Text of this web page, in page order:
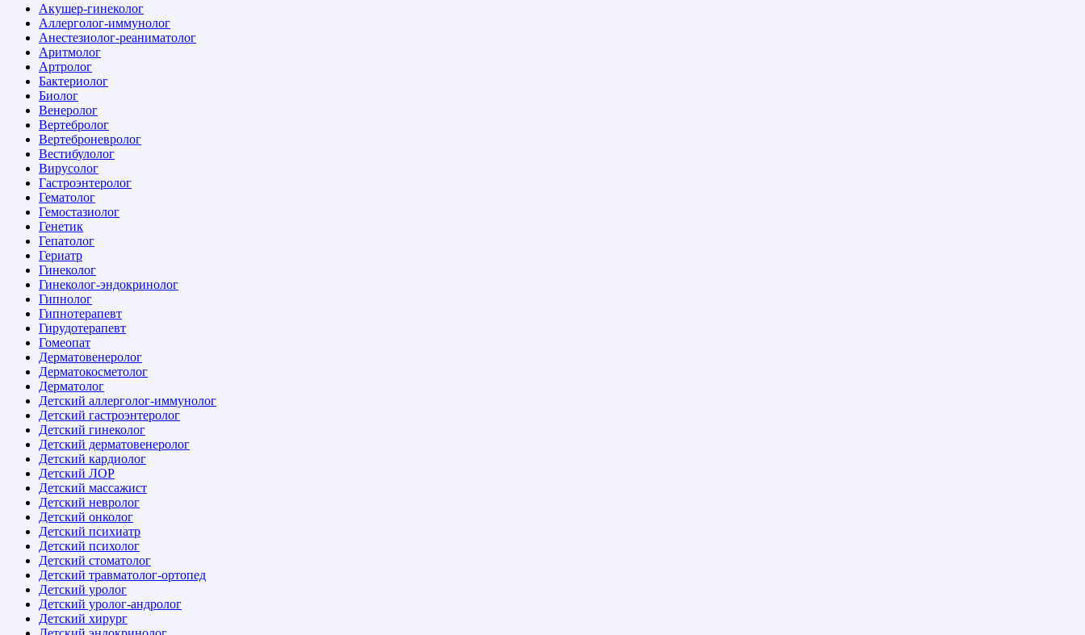
Акушер-гинеколог
Аллерголог-иммунолог
Анестезиолог-реаниматолог
Аритмолог
Артролог
Бактериолог
Биолог
Венеролог
Вертебролог
Вертеброневролог
Вестибулолог
Вирусолог
Гастроэнтеролог
Гематолог
Гемостазиолог
Генетик
Гепатолог
Гериатр
Гинеколог
Гинеколог-эндокринолог
Гипнолог
Гипнотерапевт
Гирудотерапевт
Гомеопат
Дерматовенеролог
Дерматокосметолог
Дерматолог
Детский аллерголог-иммунолог
Детский гастроэнтеролог
Детский гинеколог
Детский дерматовенеролог
Детский кардиолог
Детский ЛОР
Детский массажист
Детский невролог
Детский онколог
Детский психиатр
Детский психолог
Детский стоматолог
Детский травматолог-ортопед
Детский уролог
Детский уролог-андролог
Детский хирург